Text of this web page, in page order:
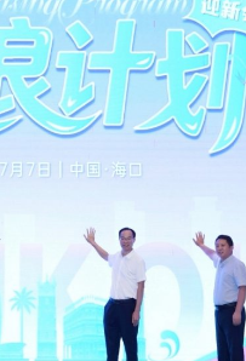
夫女足》觀眾看得開心